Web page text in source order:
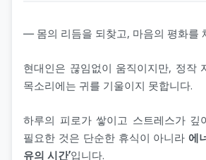
― 몸의 리듬을 되찾고, 마음의 평화를
현대인은 끊임없이 움직이지만, 정작
목소리에는 귀를 기울이지 못합니다.
하루의 피로가 쌓이고 스트레스가 깊
필요한 것은 단순한 휴식이 아니라 에
유의 시간’입니다.